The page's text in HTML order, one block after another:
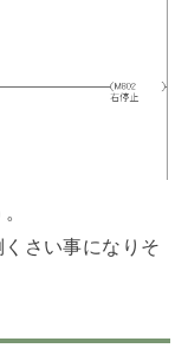
さい事になりそ